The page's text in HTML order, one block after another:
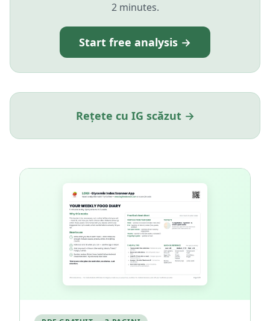
2 minutes.
Start free analysis →
Rețete cu IG scăzut →